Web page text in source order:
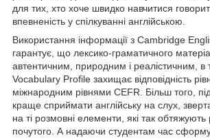
для тих, хто хоче швидко навчитися
впевненість у спілкуванні англійською.
Використання інформації з Cambridge
гарантує, що лексико-граматичного
автентичним, природним і реалістичним, в
Vocabulary Profile захищає відповідність
міжнародним рівнями CEFR. Більш того,
краще сприймати англійську на слух,
на ті розмовні елементи, які так обтяжують
почутого. А надаючи студентам час